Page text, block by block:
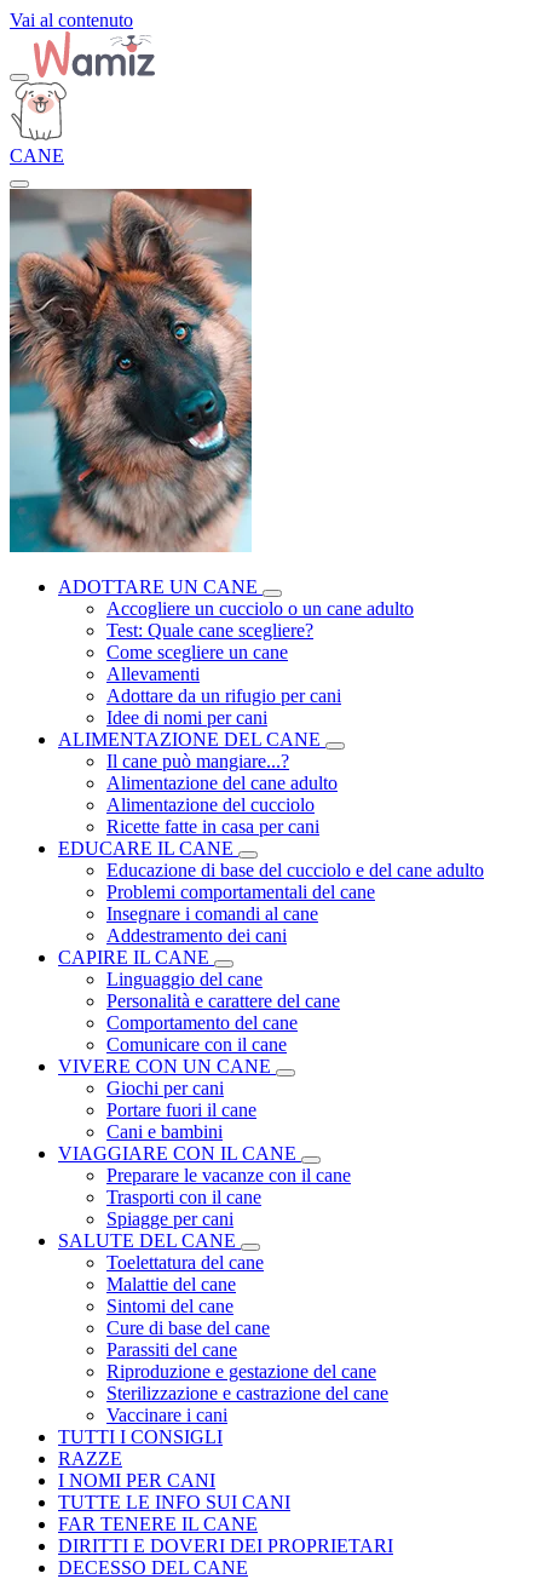
Vai al contenuto
CANE
ADOTTARE UN CANE
Accogliere un cucciolo o un cane adulto
Test: Quale cane scegliere?
Come scegliere un cane
Allevamenti
Adottare da un rifugio per cani
Idee di nomi per cani
ALIMENTAZIONE DEL CANE
Il cane può mangiare...?
Alimentazione del cane adulto
Alimentazione del cucciolo
Ricette fatte in casa per cani
EDUCARE IL CANE
Educazione di base del cucciolo e del cane adulto
Problemi comportamentali del cane
Insegnare i comandi al cane
Addestramento dei cani
CAPIRE IL CANE
Linguaggio del cane
Personalità e carattere del cane
Comportamento del cane
Comunicare con il cane
VIVERE CON UN CANE
Giochi per cani
Portare fuori il cane
Cani e bambini
VIAGGIARE CON IL CANE
Preparare le vacanze con il cane
Trasporti con il cane
Spiagge per cani
SALUTE DEL CANE
Toelettatura del cane
Malattie del cane
Sintomi del cane
Cure di base del cane
Parassiti del cane
Riproduzione e gestazione del cane
Sterilizzazione e castrazione del cane
Vaccinare i cani
TUTTI I CONSIGLI
RAZZE
I NOMI PER CANI
TUTTE LE INFO SUI CANI
FAR TENERE IL CANE
DIRITTI E DOVERI DEI PROPRIETARI
DECESSO DEL CANE